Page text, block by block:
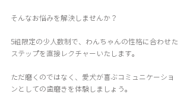
そんなお悩みを解決しませんか？
5組限定の少人数制で、わんちゃんの性格に合わせた
ステップを直接レクチャーいたします。
ただ磨くのではなく、愛犬が喜ぶコミュニケーショ
ンとしての歯磨きを体験しましょう。